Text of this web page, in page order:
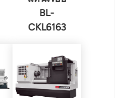
BL-
CKL6163